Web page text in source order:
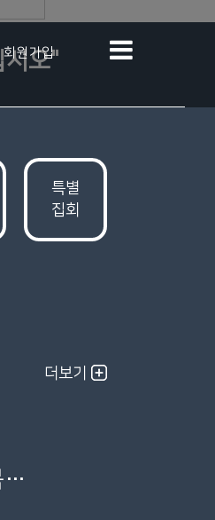
회원가입
시오"
특별
집회
더보기
2026 리엘 청년부 봄 수련회